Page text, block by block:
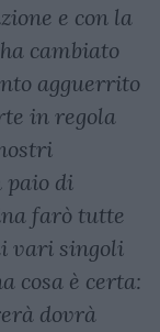
e con la
cambiato
agguerrito
in regola
paio di
farò tutte
vari singoli
cosa è certa:
dovrà